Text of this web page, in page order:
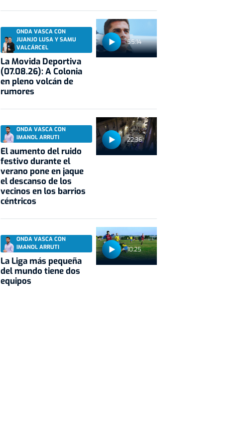
55:14
ONDA VASCA CON
JUANJO LUSA Y SAMU
VALCÁRCEL
La Movida Deportiva
(07.08.26): A Colonia
en pleno volcán de
rumores
22:36
ONDA VASCA CON
IMANOL ARRUTI
El aumento del ruido
festivo durante el
verano pone en jaque
el descanso de los
vecinos en los barrios
céntricos
10:25
ONDA VASCA CON
IMANOL ARRUTI
La Liga más pequeña
del mundo tiene dos
equipos